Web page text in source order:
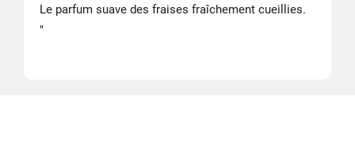
Le parfum suave des fraises fraîchement cueillies.
"